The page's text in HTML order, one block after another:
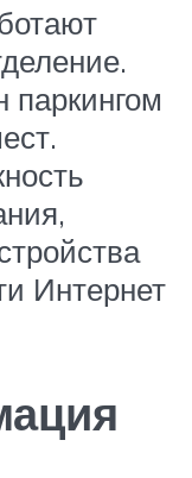
паркингом
Интернет